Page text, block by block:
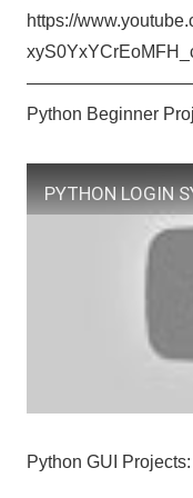
https://
Python Beginner
Python GUI Projects: